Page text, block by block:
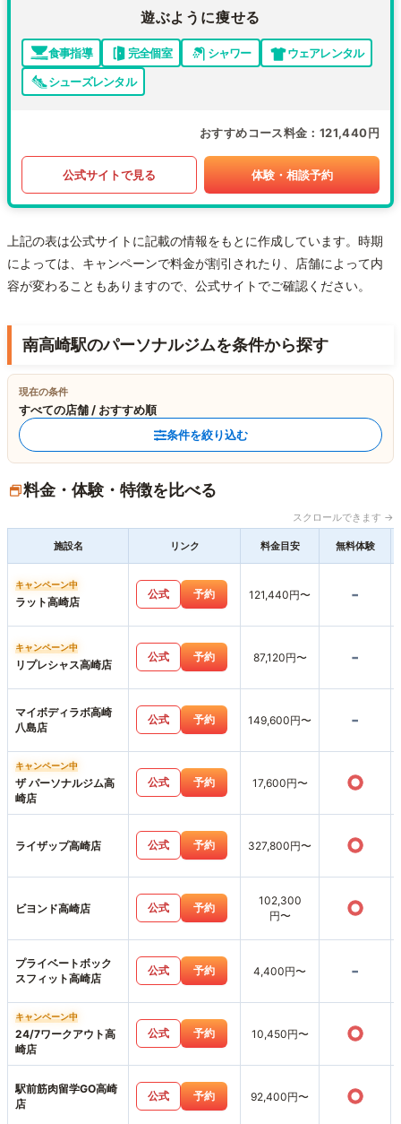
遊ぶように痩せる
食事指導 完全個室 シャワー
ウェアレンタル
シューズレンタル
おすすめコース料金 121,440円
公式サイトで見る 体験・相談予約
上記の表は公式サイトに記載の情報をもとに作成しています。時期
によっては、キャンペーンで料金が割引されたり、店舗によって内
容が変わることもありますので、公式サイトでご確認ください。
南高崎駅のパーソナルジムを条件から探す
現在の条件
すべての店舗 / おすすめ順
条件を絞り込む
料金・体験・特徴を比べる
スクロールできます →
施設名 リンク 料金目安 無料体験
キャンペーン中
ラット高崎店
公式 予約 121,440円〜 -
キャンペーン中
リプレシャス高崎店
公式 予約 87,120円〜 -
マイボディラボ高崎
八島店
公式 予約 149,600円〜 -
キャンペーン中
ザ パーソナルジム高
崎店
公式 予約 17,600円〜 ○
ライザップ高崎店 公式 予約 327,800円〜 ○
ビヨンド高崎店 公式 予約
102,300
円〜
○
プライベートボック
スフィット高崎店
公式 予約 4,400円〜 -
キャンペーン中
24/7ワークアウト高
崎店
公式 予約 10,450円〜 ○
駅前筋肉留学GO高崎
店
公式 予約 92,400円〜 ○